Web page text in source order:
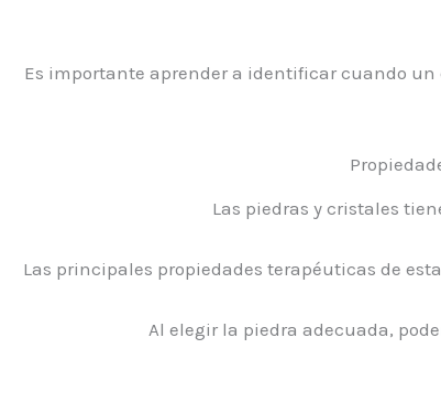
Es importante aprender a identificar cuando
Las piedras y cristales
Las principales propiedades terapéuticas de
Al elegir la piedra adecuada,